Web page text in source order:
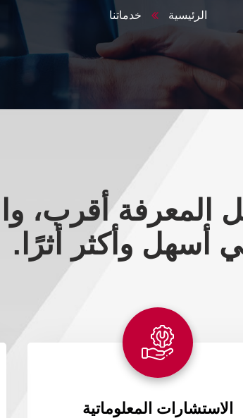
الرئيسية خدماتنا
المعرفة أقرب،
أسهل وأكثر أثرًا.
الاستشارات المعلوماتية​